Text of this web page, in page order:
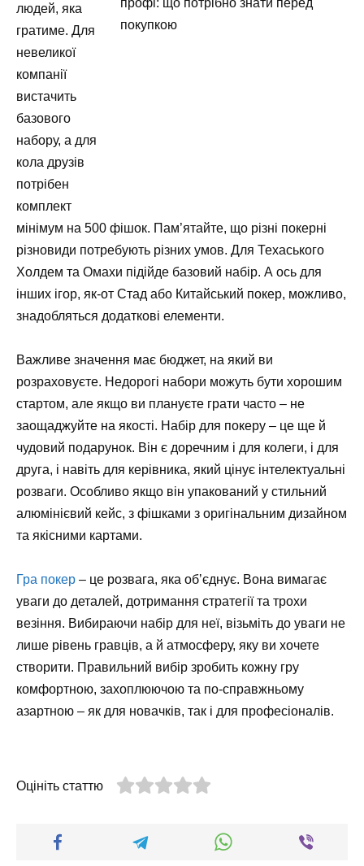
людей, яка
гратиме. Для
невеликої
компанії
вистачить
базового
набору, а для
кола друзів
потрібен
комплект
мінімум на 500 фішок. Пам’ятайте, що різні покерні
різновиди потребують різних умов. Для Техаського
Холдем та Омахи підійде базовий набір. А ось для
інших ігор, як-от Стад або Китайський покер, можливо,
знадобляться додаткові елементи.
Важливе значення має бюджет, на який ви
розраховуєте. Недорогі набори можуть бути хорошим
стартом, але якщо ви плануєте грати часто – не
заощаджуйте на якості. Набір для покеру – це ще й
чудовий подарунок. Він є доречним і для колеги, і для
друга, і навіть для керівника, який цінує інтелектуальні
розваги. Особливо якщо він упакований у стильний
алюмінієвий кейс, з фішками з оригінальним дизайном
та якісними картами.
Гра покер – це розвага, яка обʼєднує. Вона вимагає
уваги до деталей, дотримання стратегії та трохи
везіння. Вибираючи набір для неї, візьміть до уваги не
лише рівень гравців, а й атмосферу, яку ви хочете
створити. Правильний вибір зробить кожну гру
комфортною, захоплюючою та по-справжньому
азартною – як для новачків, так і для професіоналів.
Оцініть статтю